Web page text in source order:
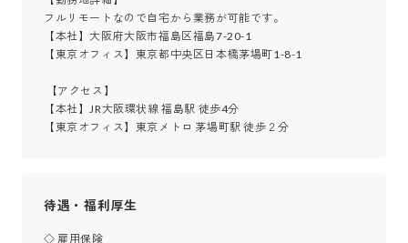
フルリモートなので自宅から業務が可能です。
【本社】大阪府大阪市福島区福島7-20-1
【東京オフィス】東京都中央区日本橋茅場町1-8-1
【本社】JR大阪環状線 福島駅 徒歩4分
【東京オフィス】東京メトロ 茅場町駅 徒歩２分
待遇・福利厚生
◇ 雇用保険